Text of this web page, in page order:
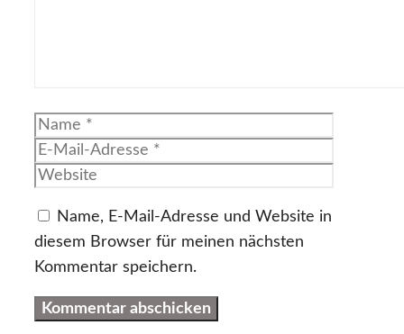
Name
Name, E-Mail-Adresse und Website in
diesem Browser für meinen nächsten
Kommentar speichern.